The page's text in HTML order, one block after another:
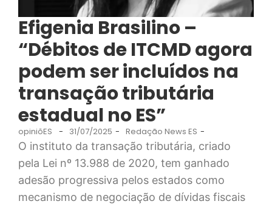
Efigenia Brasilino –
“Débitos de ITCMD agora
podem ser incluídos na
transação tributária
estadual no ES”
opiniõES - 31/07/2025 - Redação News ES -
O instituto da transação tributária, criado
pela Lei nº 13.988 de 2020, tem ganhado
adesão progressiva pelos estados como
mecanismo de negociação de dívidas fiscais